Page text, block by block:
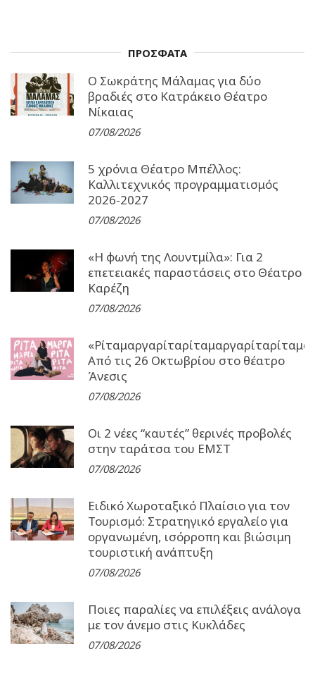
ΠΡΟΣΦΑΤΑ
Ο Σωκράτης Μάλαμας για δύο
βραδιές στο Κατράκειο Θέατρο
Νίκαιας
07/08/2026
5 χρόνια Θέατρο Μπέλλος:
Καλλιτεχνικός προγραμματισμός
2026-2027
07/08/2026
«Η φωνή της Λουντμίλα»: Για 2
επετειακές παραστάσεις στο Θέατρο
Καρέζη
07/08/2026
Από τις 26 Οκτωβρίου στο θέατρο
Άνεσις
07/08/2026
Οι 2 νέες “καυτές” θερινές προβολές
στην ταράτσα του ΕΜΣΤ
07/08/2026
Ειδικό Χωροταξικό Πλαίσιο για τον
Τουρισμό: Στρατηγικό εργαλείο για
οργανωμένη, ισόρροπη και βιώσιμη
τουριστική ανάπτυξη
07/08/2026
Ποιες παραλίες να επιλέξεις ανάλογα
με τον άνεμο στις Κυκλάδες
07/08/2026